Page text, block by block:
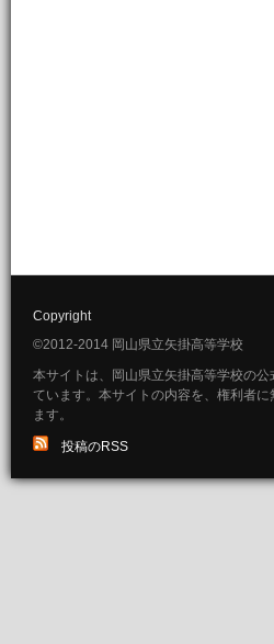
Copyright
©2012-2014 岡山県立矢掛高等学校
本サイトは、岡山県立矢掛高等学校の
ています。本サイトの内容を、権利者
ます。
投稿のRSS